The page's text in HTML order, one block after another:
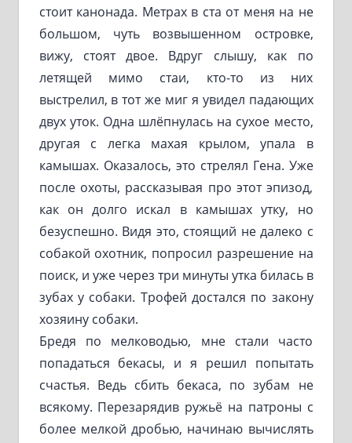
стоит канонада. Метрах в ста от меня на не
большом, чуть возвышенном островке,
вижу, стоят двое. Вдруг слышу, как по
летящей мимо стаи, кто-то из них
выстрелил, в тот же миг я увидел падающих
двух уток. Одна шлёпнулась на сухое место,
другая с легка махая крылом, упала в
камышах. Оказалось, это стрелял Гена. Уже
после охоты, рассказывая про этот эпизод,
как он долго искал в камышах утку, но
безуспешно. Видя это, стоящий не далеко с
собакой охотник, попросил разрешение на
поиск, и уже через три минуты утка билась в
зубах у собаки. Трофей достался по закону
хозяину собаки.
Бредя по мелководью, мне стали часто
попадаться бекасы, и я решил попытать
счастья. Ведь сбить бекаса, по зубам не
всякому. Перезарядив ружьё на патроны с
более мелкой дробью, начинаю вычислять